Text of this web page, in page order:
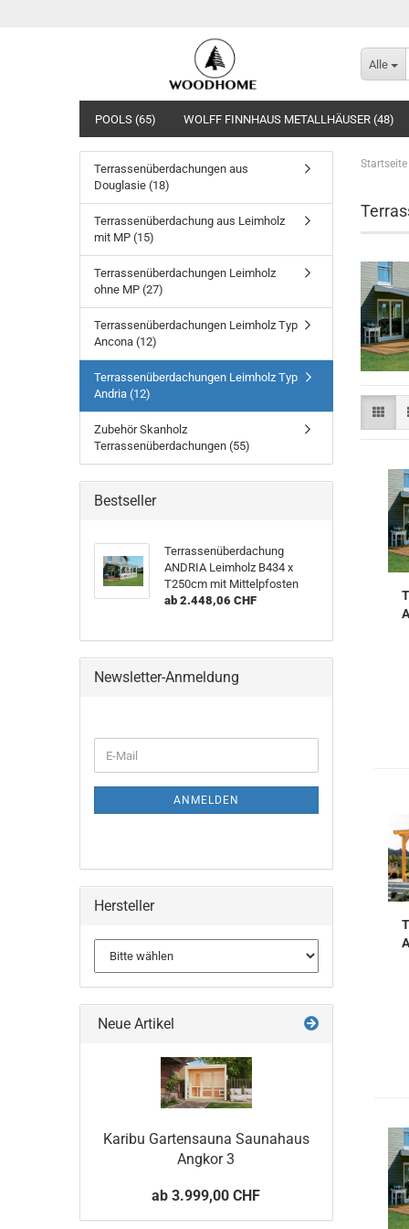
Alle
POOLS (65) WOLFF FINNHAUS METALLHÄUSER (48)
Startseite
Terrassenüberdachungen aus
Douglasie (18)
Terrassenüberdachung aus Leimholz
mit MP (15)
Terrassenüberdachungen Leimholz
ohne MP (27)
Terrassenüberdachungen Leimholz Typ
Ancona (12)
Terrassenüberdachungen Leimholz Typ
Andria (12)
Zubehör Skanholz
Terrassenüberdachungen (55)
Bestseller
Terrassenüberdachung
ANDRIA Leimholz B434 x
T250cm mit Mittelpfosten
ab 2.448,06 CHF
Newsletter-Anmeldung
E-
Mail
ANMELDEN
Hersteller
Neue Artikel
Karibu Gartensauna Saunahaus
Angkor 3
ab 3.999,00 CHF